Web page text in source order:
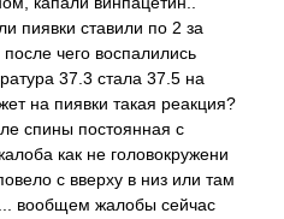
пиявки ставили по 2 за
чего воспалились
37.3 стала 37.5 на
на пиявки такая реакция?
спины постоянная с
как не головокружени
с вверху в низ или там
вообщем жалобы сейчас